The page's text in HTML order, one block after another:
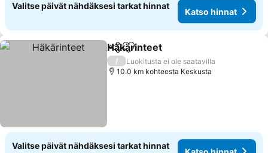
Valitse päivät nähdäksesi tarkat hinnat
Katso hinnat
Jaa Lisää suosikkeihin
Häkärinteet
/
Luokitusta ei ole saatavilla
10.0 km kohteesta Keskusta
Valitse päivät nähdäksesi tarkat hinnat